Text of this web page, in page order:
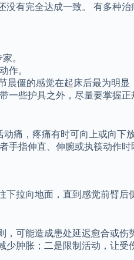
有完全达成一致。 有多种
。
作。
僵的感觉在起床后最为明显
些护具之外，尽量要掌握正
痛，疼痛有时可向上或向下
指伸直、伸腕或执筷动作时
拉向地面，直到感觉前臂
可能造成患处延迟愈合或伤
肿胀；二是限制活动，让受